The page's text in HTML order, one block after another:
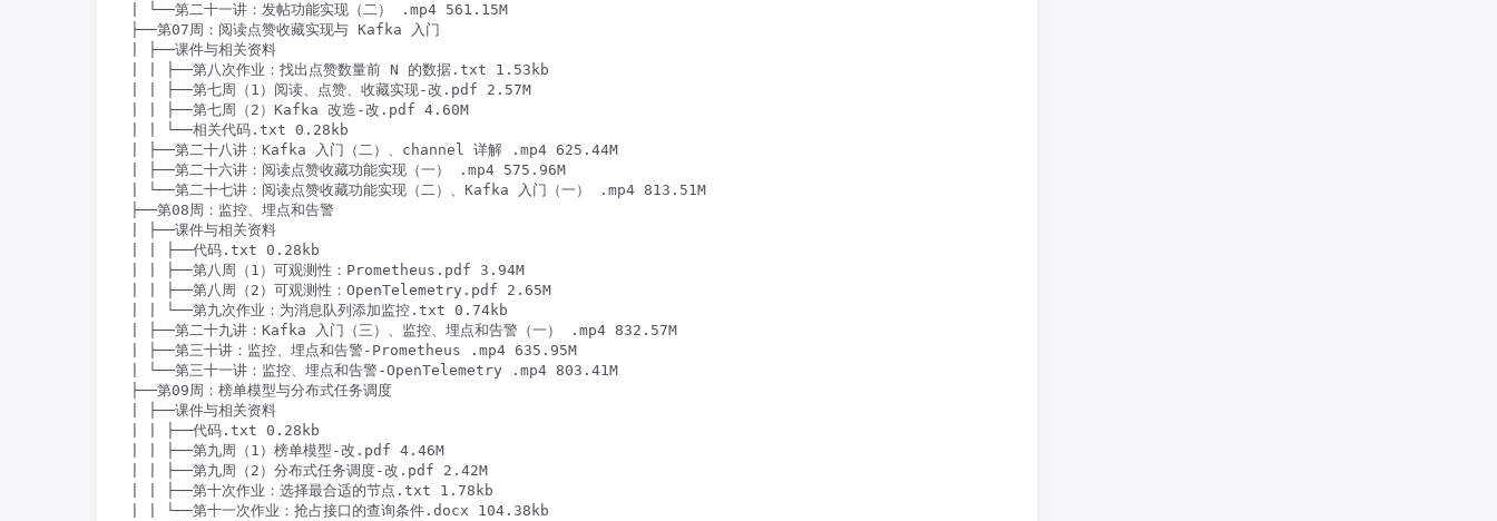
| └──第二十一讲：发帖功能实现（二） .mp4 561.15M
├──第07周：阅读点赞收藏实现与 Kafka 入门
| ├──课件与相关资料
| | ├──第八次作业：找出点赞数量前 N 的数据.txt 1.53kb
| | ├──第七周（1）阅读、点赞、收藏实现-改.pdf 2.57M
| | ├──第七周（2）Kafka 改造-改.pdf 4.60M
| | └──相关代码.txt 0.28kb
| ├──第二十八讲：Kafka 入门（二）、channel 详解 .mp4 625.44M
| ├──第二十六讲：阅读点赞收藏功能实现（一） .mp4 575.96M
| └──第二十七讲：阅读点赞收藏功能实现（二）、Kafka 入门（一） .mp4 813.51M
├──第08周：监控、埋点和告警
| ├──课件与相关资料
| | ├──代码.txt 0.28kb
| | ├──第八周（1）可观测性：Prometheus.pdf 3.94M
| | ├──第八周（2）可观测性：OpenTelemetry.pdf 2.65M
| | └──第九次作业：为消息队列添加监控.txt 0.74kb
| ├──第二十九讲：Kafka 入门（三）、监控、埋点和告警（一） .mp4 832.57M
| ├──第三十讲：监控、埋点和告警-Prometheus .mp4 635.95M
| └──第三十一讲：监控、埋点和告警-OpenTelemetry .mp4 803.41M
├──第09周：榜单模型与分布式任务调度
| ├──课件与相关资料
| | ├──代码.txt 0.28kb
| | ├──第九周（1）榜单模型-改.pdf 4.46M
| | ├──第九周（2）分布式任务调度-改.pdf 2.42M
| | ├──第十次作业：选择最合适的节点.txt 1.78kb
| | └──第十一次作业：抢占接口的查询条件.docx 104.38kb